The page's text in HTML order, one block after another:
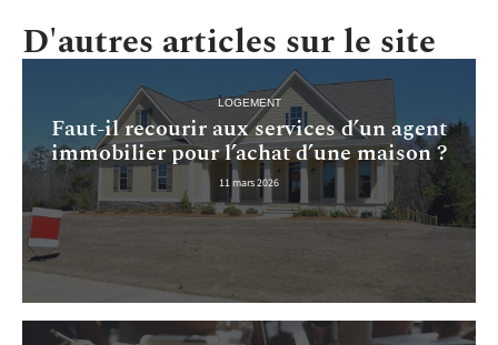
D'autres articles sur le site
LOGEMENT
Faut-il recourir aux services d’un agent
immobilier pour l’achat d’une maison ?
11 mars 2026